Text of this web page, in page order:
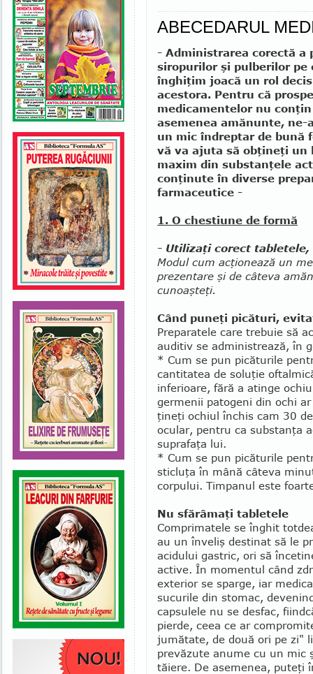
ABECEDARUL
- Administrarea corectă a
siropurilor şi pulberilor pe
înghiţim joacă un rol
acestora. Pentru că
medicamentelor nu
asemenea amănunte, ne-
un mic îndreptar de bună
vă va ajuta să obţineţi un
maxim din substanţele
conţinute în diverse
farmaceutice -
1. O chestiune de formă
- Utilizaţi corect
Modul cum acţionează un
prezen­tare şi de câteva
cunoaşteţi.
Când puneţi picături,
Preparatele care trebuie să
auditiv se administrează, în
* Cum se pun picăturile
cantitatea de soluţie
infe­rioare, fără a atinge
germenii patogeni din ochi
ţineţi ochiul închis cam 30
ocular, pentru ca substanţa
suprafaţa lui.
* Cum se pun picăturile
sticluţa în mână câteva
corpului. Timpanul este
Nu sfărâmaţi tabletele
Comprimatele se înghit
au un înveliş destinat să le
acidului gastric, ori să
acti­ve. În momentul când
exterior se sparge, iar
sucurile din stomac,
capsulele nu se desfac,
pierde, ceea ce ar
jumătate, de două ori pe zi"
prevăzute anume cu un mic
tăiere. De ase­menea, puteţi